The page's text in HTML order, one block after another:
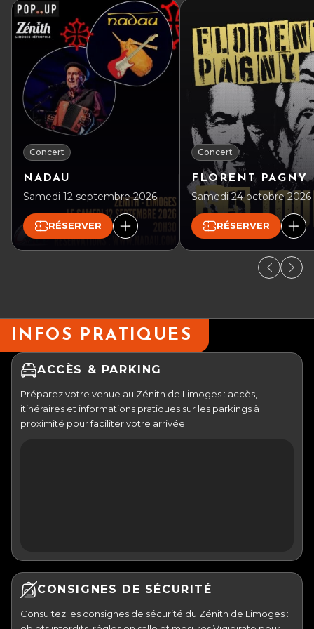
Concert
NADAU
Samedi 12 septembre 2026
RÉSERVER
Concert
FLORENT PAGNY
Samedi 24 octobre 2026
RÉSERVER
INFOS PRATIQUES
ACCÈS & PARKING
Préparez votre venue au Zénith de Limoges : accès,
itinéraires et informations pratiques sur les parkings à
proximité pour faciliter votre arrivée.
CONSIGNES DE SÉCURITÉ
Consultez les consignes de sécurité du Zénith de Limoges :